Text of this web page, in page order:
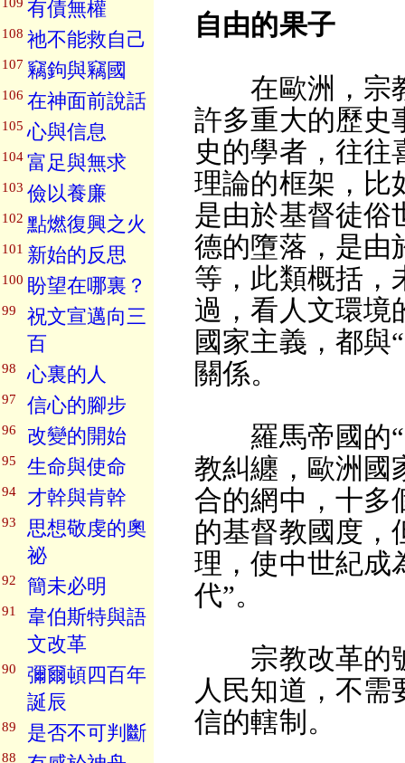
有債無權
108 祂不能救自己
107 竊鉤與竊國
106 在神面前說話
105 心與信息
104 富足與無求
103 儉以養廉
102 點燃復興之火
101 新始的反思
100 盼望在哪裏？
99
祝文宣邁向三
百
98 心裏的人
97 信心的腳步
96 改變的開始
95 生命與使命
94 才幹與肯幹
93
思想敬虔的奧
祕
92 簡未必明
91
韋伯斯特與語
文改革
90
彌爾頓四百年
誕辰
89 是否不可判斷
88
自由的果子
在歐洲，宗
許多重大的歷史
史的學者，往往
理論的框架，比
是由於基督徒俗
德的墮落，是由
等，此類概括，
過，看人文環境
國家主義，都與
關係。
羅馬帝國的“
教糾纏，歐洲國
合的網中，十多
的基督教國度，
理，使中世紀成
代”。
宗教改革的
人民知道，不需
信的轄制。